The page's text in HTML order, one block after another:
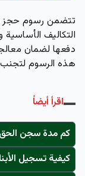
تتضمن رسوم حجز
التكاليف
دفعها لضمان
هذه الرسوم
اقرأ أيضاً
كم مدة سجن الحق
كيفية تسجيل